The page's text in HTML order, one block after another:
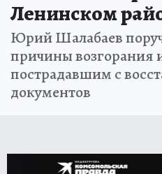
Ленинском
Юрий Шалабаев
причины возгорания
пострадавшим с
документов